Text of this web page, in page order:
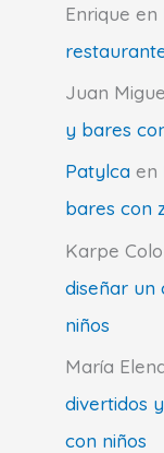
Enrique en
Juan
y bares
Patylca en
bares con
Karpe
diseñar un
niños
María
divertidos
con niños